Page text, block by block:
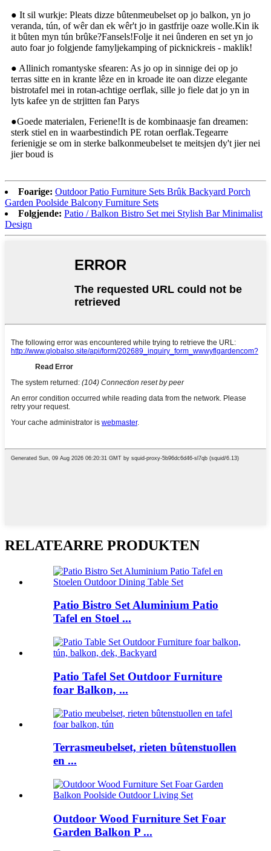
● It sil wurkje: Pleats dizze bûtenmeubelset op jo balkon, yn jo
veranda, tún, of wêr dan ek wêr't jo in gastfrije oaze wolle.Kin ik
it bûten myn tún brûke?Fansels!Folje it nei ûnderen en set yn jo
auto foar jo folgjende famyljekamping of picknickreis - maklik!
● Allinich romantyske sfearen: As jo ​​op in sinnige dei op jo
terras sitte en in krante lêze en in kroade ite oan dizze elegante
bistrotafel mei in rotan-achtige oerflak, sille jo fiele dat jo yn in
lyts kafee yn de strjitten fan Parys
●Goede materialen, Feriene!It is de kombinaasje fan dreamen:
sterk stiel en in waarbestindich PE rotan oerflak.Tegearre
ferienigje se om in sterke balkonmeubelset te meitsjen dy't jier nei
jier boud is
Foarige: Outdoor Patio Furniture Sets Brûk Backyard Porch
Garden Poolside Balcony Furniture Sets
Folgjende: Patio / Balkon Bistro Set mei Stylish Bar Minimalist
Design
RELATEARRE PRODUKTEN
Patio Bistro Set Aluminium Patio
Tafel en Stoel ...
Patio Tafel Set Outdoor Furniture
foar Balkon, ...
Terrasmeubelset, rieten bûtenstuollen
en ...
Outdoor Wood Furniture Set Foar
Garden Balkon P ...